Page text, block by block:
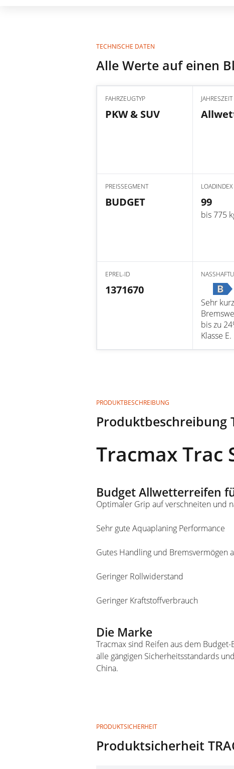
TECHNISCHE DATEN
Alle Werte auf einen
FAHRZEUGTYP
PKW & SUV
JAHRESZEIT
PREISSEGMENT
BUDGET
LOADINDEX
99
bis 775
EPREL-ID
1371670 B
Sehr
bis zu
Klasse E.
PRODUKTBESCHREIBUNG
Produktbeschreibung
Tracmax Trac
Budget Allwetterreifen
Optimaler Grip auf verschneiten und
Sehr gute Aquaplaning Performance
Gutes Handling und Bremsvermögen
Geringer Rollwiderstand
Geringer Kraftstoffverbrauch
Die Marke
Tracmax sind Reifen aus dem Budget-
alle gängigen Sicherheitsstandards
China.
PRODUKTSICHERHEIT
Produktsicherheit